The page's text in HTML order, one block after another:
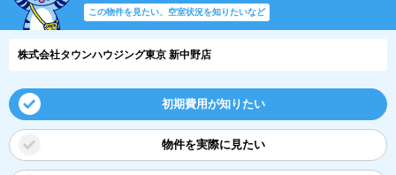
この物件を見たい、空室状況を知りたいなど
株式会社タウンハウジング東京 新中野店
初期費用が知りたい
物件を実際に見たい